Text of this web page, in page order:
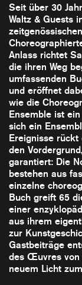
Seit über 30
Waltz & Guests
Anlass richtet
die ihren Weg
umfassenden
und eröffnet
wie die
Ensemble ist
sich ein
Ereignisse
den
garantiert: Die
bestehen aus
einzelne
Buch greift 65
einer
aus ihrem
zur
Gastbeiträge
des Œuvres von
neuem Licht